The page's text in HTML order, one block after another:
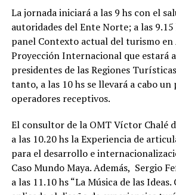
La jornada iniciará a las 9 hs con el
autoridades del Ente Norte; a las 9.15
panel Contexto actual del turismo
Proyección Internacional que estará
presidentes de las Regiones
tanto, a las 10 hs se llevará a cabo un
operadores receptivos.
El consultor de la OMT Víctor Chalé
a las 10.20 hs la Experiencia de
para el desarrollo e
Caso Mundo Maya. Además, Sergio
a las 11.10 hs “La Música de las